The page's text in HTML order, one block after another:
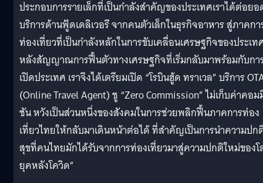
ประกอบการรายเล็กที่เป็นกำลังสำคัญของประเทศเราได้ต่อย
บริการด้านฟู้ดเดลิเวอรี จากคนตัวเล็กในธุรกิจอาหาร สู่ภาคกา
ท่องเที่ยวที่เป็นกำลังหลักในการขับเคลื่อนเศรษฐกิจของประเท
หลังสัญญาณการฟื้นตัวทางเศรษฐกิจที่เริ่มกลับมาพร้อมกับกา
เปิดประเทศ เราจึงได้เตรียมเปิด “โรบินฮู้ด ทราเวล” บริการ
(Online Travel Agent) ชู “Zero Commission” ไม่เก็บค่าคอ
ชัน หวังเป็นส่วนหนึ่งของสังคมในการช่วยพลิกฟื้นภาคการท่อง
เที่ยวไทยให้กลับมาเดินหน้าต่อได้ ที่สำคัญเป็นการนำความปก
สุขที่คนไทยมักได้รับจากการท่องเที่ยวมาสู่ความปกติใหม่ของ
ยุคหลังโควิด”